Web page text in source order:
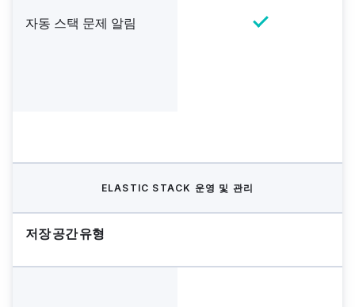
자동 스택 문제 알림
ELASTIC STACK 운영 및 관리
저장 공간 유형